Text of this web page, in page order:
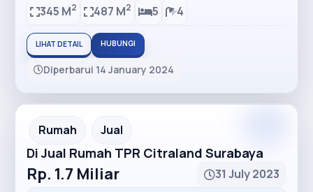
345 M2 487 M2 5 4
LIHAT DETAIL HUBUNGI
Diperbarui 14 January 2024
Recommended
Rumah Jual
Di Jual Rumah TPR Citraland Surabaya
Rp. 1.7 Miliar
31 July 2023